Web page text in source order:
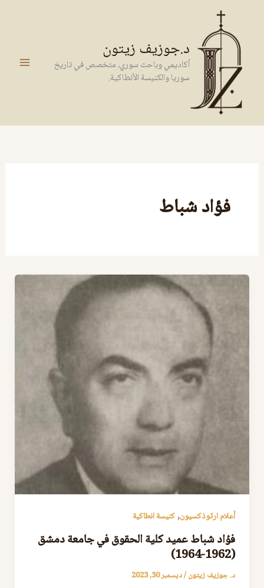
المحتوى
د.جوزيف زيتون
أكاديمي وباحث سوري، متخصص في تاريخ
سوريا والكنيسة الأنطاكية.
فؤاد شباط
أعلام ارثوذكسيون,كنيسة انطاكية
فؤاد شباط عميد كلية الحقوق في جامعة دمشق
(1962-1964)
د. جوزيف زيتون/ديسمبر 30, 2023